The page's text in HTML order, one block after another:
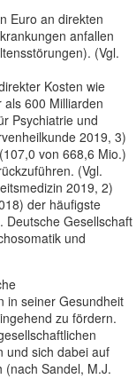
Euro an direkten
anfallen
(Vgl.
Kosten wie
600 Milliarden
Psychiatrie und
2019, 3)
von 668,6 Mio.)
(Vgl.
2019, 2)
der häufigste
Deutsche Gesellschaft
und
in seiner Gesundheit
zu fördern.
und sich dabei auf
Sandel, M.J.